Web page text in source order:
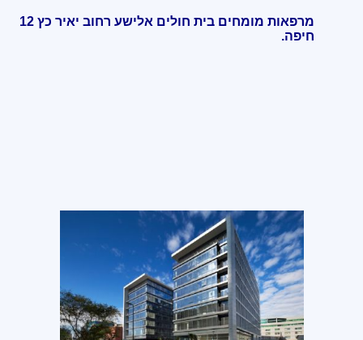
מרפאות מומחים בית חולים אלישע רחוב יאיר כץ 12
חיפה.